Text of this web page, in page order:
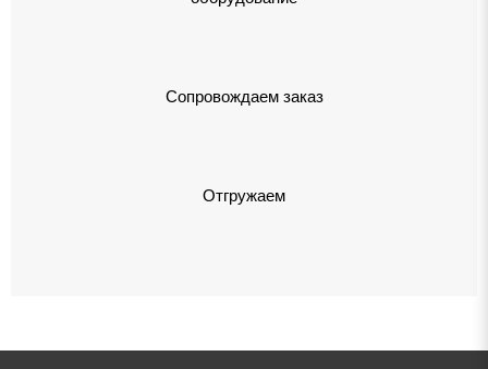
Сопровождаем заказ
Отгружаем